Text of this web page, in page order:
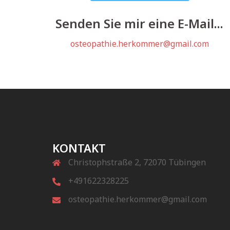
Senden Sie mir eine E-Mail...
osteopathie.herkommer@gmail.com
KONTAKT
Christophstraße 2, 72070 Tübingen
+491622328225
osteopathie.herkommer@gmail.com